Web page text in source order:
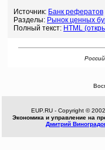
Источник: Банк рефератов
Разделы: Рынок ценных
Полный текст: HTML
EUP.RU - Copyright ©
Экономика и управление на
Дмитрий